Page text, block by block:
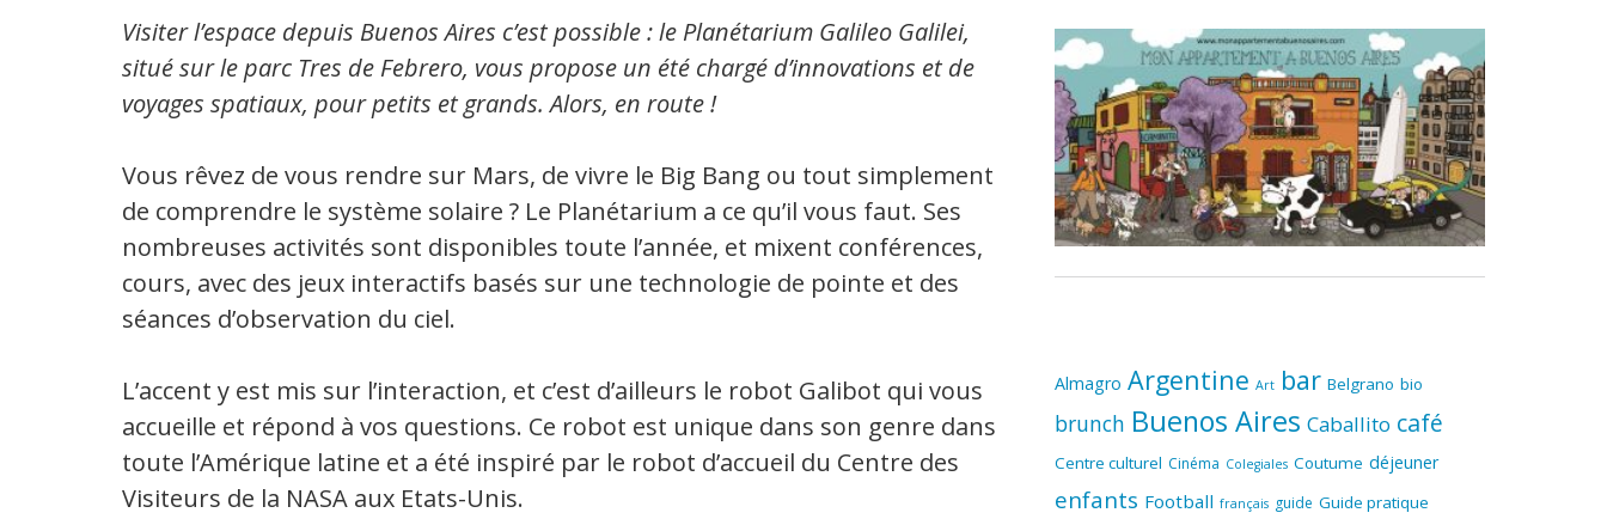
Visiter l’espace depuis Buenos Aires c’est possible : le Planétarium Galileo Galilei,
situé sur le parc Tres de Febrero, vous propose un été chargé d’innovations et de
voyages spatiaux, pour petits et grands. Alors, en route !
Vous rêvez de vous rendre sur Mars, de vivre le Big Bang ou tout simplement
de comprendre le système solaire ? Le Planétarium a ce qu’il vous faut. Ses
nombreuses activités sont disponibles toute l’année, et mixent conférences,
cours, avec des jeux interactifs basés sur une technologie de pointe et des
séances d’observation du ciel.
L’accent y est mis sur l’interaction, et c’est d’ailleurs le robot Galibot qui vous
accueille et répond à vos questions. Ce robot est unique dans son genre dans
toute l’Amérique latine et a été inspiré par le robot d’accueil du Centre des
Visiteurs de la NASA aux Etats-Unis.
Almagro Argentine Art bar Belgrano bio
brunch Buenos Aires Caballito café
Centre culturel Cinéma Colegiales Coutume déjeuner
enfants Football français guide Guide pratique